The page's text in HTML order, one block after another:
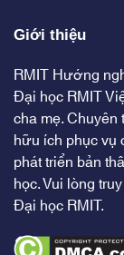
Giới thiệu
RMIT Hướng
Đại học RMIT
cha mẹ.
hữu ích phục vụ
phát triển bản
học. Vui lòng
Đại học RMIT.